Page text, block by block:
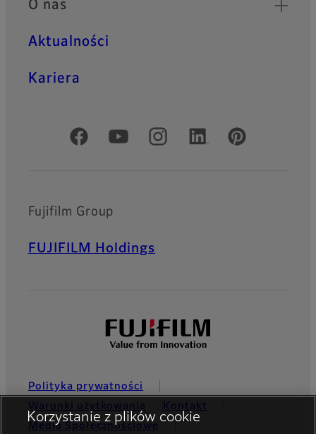
O nas
Aktualności
Kariera
Oficjalne profile społecznościowe
Fujifilm Group
FUJIFILM Holdings
Polityka prywatności
Warunki użytkowania
Kontakt
Media Społecznościowe
Korzystanie z plików cookie